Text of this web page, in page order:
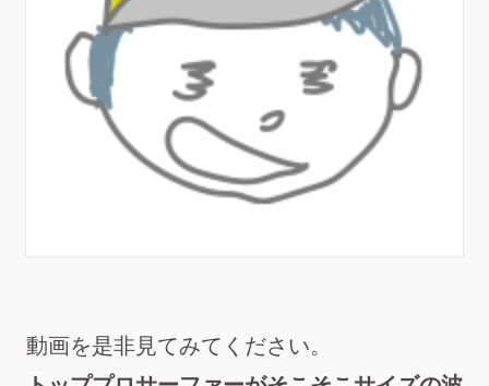
動画を是非見てみてください。